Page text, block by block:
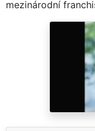
mezinárodní